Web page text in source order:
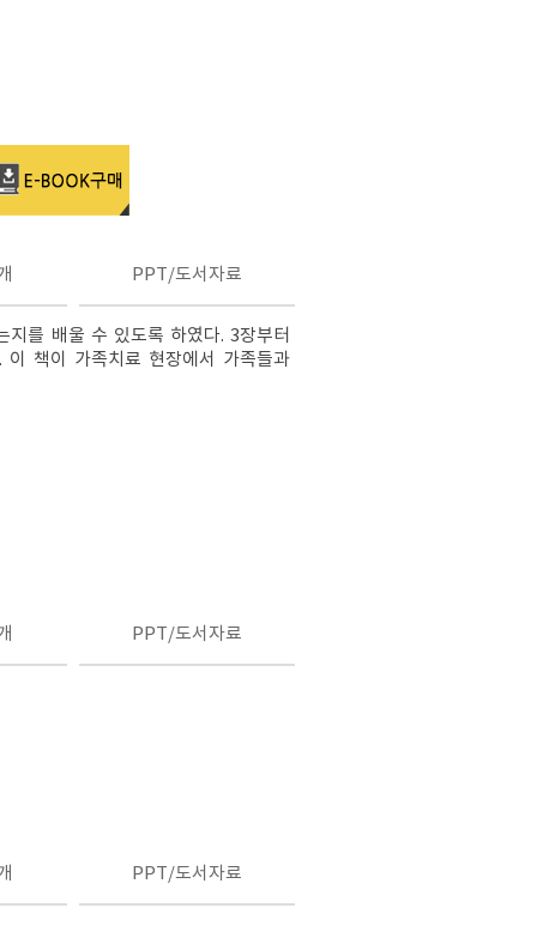
PPT/도서자료
를 배울 수 있도록 하였다. 3장부터
책이 가족치료 현장에서 가족들과
PPT/도서자료
PPT/도서자료